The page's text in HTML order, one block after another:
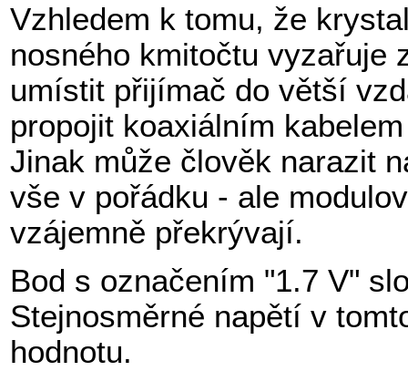
Vzhledem k tomu, že
nosného kmitočtu vyzařuje
umístit přijímač do větší
propojit koaxiálním
Jinak může člověk narazit
vše v pořádku - ale
vzájemně překrývají.
Bod s označením "1.7 V"
Stejnosměrné napětí v
hodnotu.